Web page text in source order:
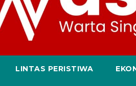
LINTAS PERISTIWA